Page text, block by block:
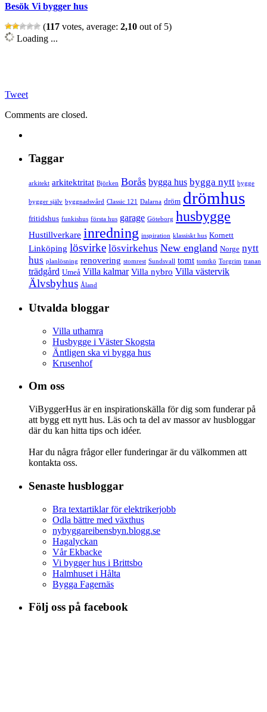
Besök Vi bygger hus
(117 votes, average: 2,10 out of 5)
Loading ...
Tweet
Comments are closed.
Taggar
arkitekt arkitektritat Björken Borås bygga hus bygga nytt bygge
bygger själv byggnadsvård Classic 121 Dalarna dröm drömhus
fritidshus funkishus första hus garage Göteborg husbygge
Hustillverkare inredning inspiration klassiskt hus Kornett
Linköping lösvirke lösvirkehus New england Norge nytt
hus planlösning renovering stomrest Sundsvall tomt tomtkö Torgrim tranan
trädgård Umeå Villa kalmar Villa nybro Villa västervik
Älvsbyhus Åland
Utvalda bloggar
Villa uthamra
Husbygge i Väster Skogsta
Äntligen ska vi bygga hus
Krusenhof
Om oss
ViByggerHus är en inspirationskälla för dig som funderar på
att bygg ett nytt hus. Läs och ta del av massor av husbloggar
där du kan hitta tips och idéer.
Har du några frågor eller funderingar är du välkommen att
kontakta oss.
Senaste husbloggar
Bra textartiklar för elektrikerjobb
Odla bättre med växthus
nybyggareibensbyn.blogg.se
Hagalyckan
Vår Ekbacke
Vi bygger hus i Brittsbo
Halmhuset i Hålta
Bygga Fagernäs
Följ oss på facebook